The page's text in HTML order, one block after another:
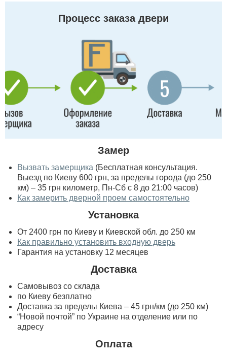
Процесс заказа двери
Замер
Вызвать замерщика (Бесплатная консультация.
Выезд по Киеву 600 грн, за пределы города (до 250
км) – 35 грн километр, Пн-Сб с 8 до 21:00 часов)
Как замерить дверной проем самостоятельно
Установка
От 2400 грн по Киеву и Киевской обл. до 250 км
Как правильно установить входную дверь
Гарантия на установку 12 месяцев
Доставка
Самовывоз со склада
по Киеву безплатно
Доставка за пределы Киева – 45 грн/км (до 250 км)
“Новой почтой” по Украине на отделение или по
адресу
Оплата